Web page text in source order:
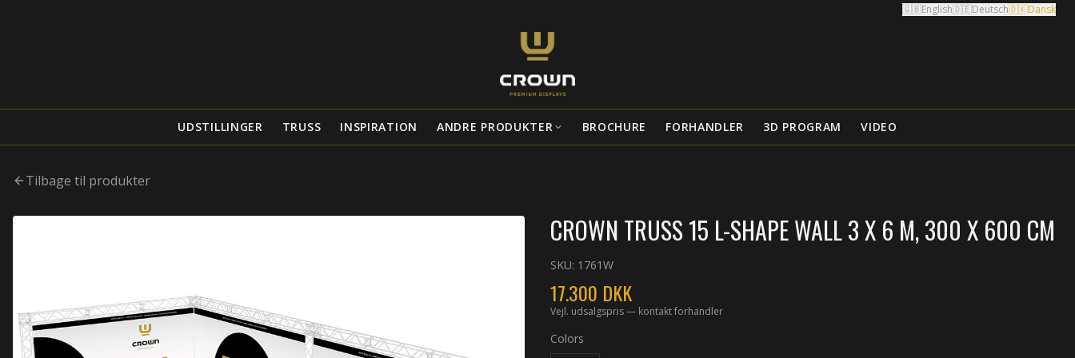
🇬🇧English🇩🇪Deutsch🇩🇰Dansk
UDSTILLINGER TRUSS INSPIRATION ANDRE PRODUKTER BROCHURE FORHANDLER 3D PROGRAM VIDEO
Tilbage til produkter
CROWN TRUSS 15 L-SHAPE WALL 3 X 6 M, 300 X 600 CM
SKU: 1761W
17.300 DKK
Vejl. udsalgspris — kontakt forhandler
Colors